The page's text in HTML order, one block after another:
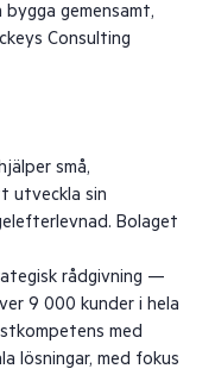
gemensamt,
Consulting
små,
utveckla sin
Bolaget
rådgivning —
9 000 kunder i hela
med
lösningar, med fokus